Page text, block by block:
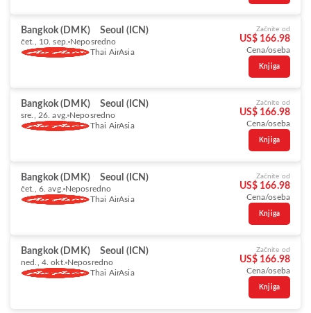
Bangkok (DMK) Seoul (ICN)
čet., 10. sep. Neposredno
Thai AirAsia
Začnite od
US$ 166.98
Cena/oseba
Knjiga
Bangkok (DMK) Seoul (ICN)
sre., 26. avg. Neposredno
Thai AirAsia
Začnite od
US$ 166.98
Cena/oseba
Knjiga
Bangkok (DMK) Seoul (ICN)
čet., 6. avg. Neposredno
Thai AirAsia
Začnite od
US$ 166.98
Cena/oseba
Knjiga
Bangkok (DMK) Seoul (ICN)
ned., 4. okt. Neposredno
Thai AirAsia
Začnite od
US$ 166.98
Cena/oseba
Knjiga